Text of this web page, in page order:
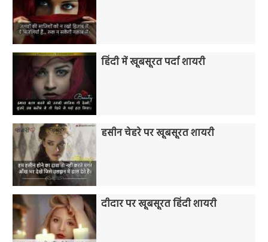
हिंदी में खूबसूरत पर्दा शायरी
हसीन चेहरे पर खूबसूरत शायरी
दीदार पर खूबसूरत हिंदी शायरी